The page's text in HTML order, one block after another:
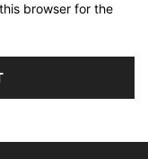
browser for the